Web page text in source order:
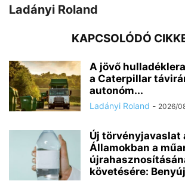
Ladányi Roland
KAPCSOLÓDÓ
A jövő
a Caterpillar
autonóm...
Ladányi Roland - 2026/
Új törvényjavaslat
Államokban a
követésére: